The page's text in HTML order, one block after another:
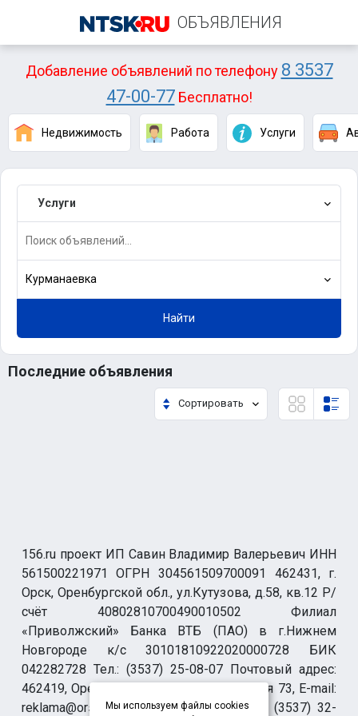
ОБЪЯВЛЕНИЯ
Добавление объявлений по телефону 8 3537
47-00-77Бесплатно!
Недвижимость Работа Услуги
Услуги
Курманаевка
Найти
Последние объявления
Сортировать
156.ru проект ИП Савин Владимир Валерьевич ИНН
561500221971 ОГРН 304561509700091 462431, г.
Орск, Оренбургской обл., ул.Кутузова, д.58, кв.12 Р/
счёт 40802810700490010502 Филиал
«Приволжский» Банка ВТБ (ПАО) в г.Нижнем
Новгороде к/с 30101810922020000728 БИК
042282728 Тел.: (3537) 25-08-07 Почтовый адрес:
462419, Оренбургская обл., г. Орск-19 а/я 73, E-mail:
reklama@orsk.ru ТЕЛЕФОН МОДЕРАЦИИ (3537) 32-
Мы используем файлы cookies